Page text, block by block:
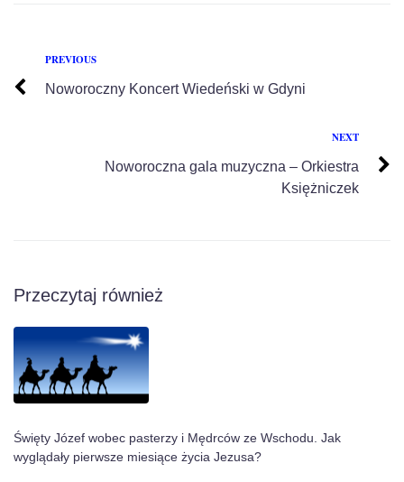
PREVIOUS
Noworoczny Koncert Wiedeński w Gdyni
NEXT
Noworoczna gala muzyczna – Orkiestra
Księżniczek
Przeczytaj również
Święty Józef wobec pasterzy i Mędrców ze Wschodu. Jak
wyglądały pierwsze miesiące życia Jezusa?